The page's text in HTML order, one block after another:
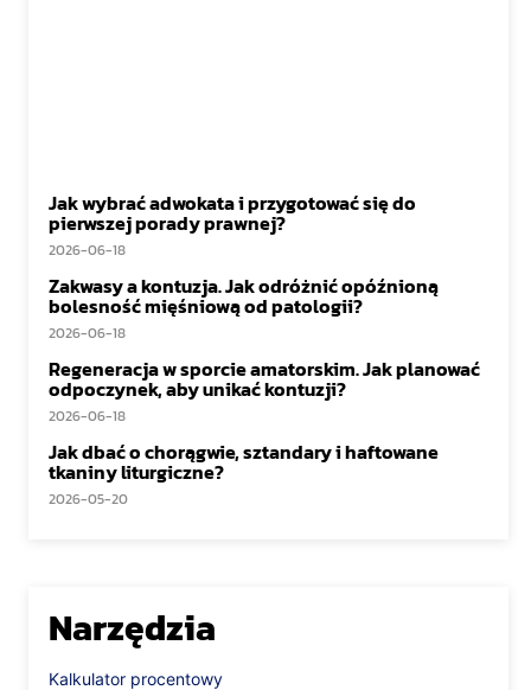
Jak wybrać adwokata i przygotować się do
pierwszej porady prawnej?
2026-06-18
Zakwasy a kontuzja. Jak odróżnić opóźnioną
bolesność mięśniową od patologii?
2026-06-18
Regeneracja w sporcie amatorskim. Jak planować
odpoczynek, aby unikać kontuzji?
2026-06-18
Jak dbać o chorągwie, sztandary i haftowane
tkaniny liturgiczne?
2026-05-20
Narzędzia
Kalkulator procentowy